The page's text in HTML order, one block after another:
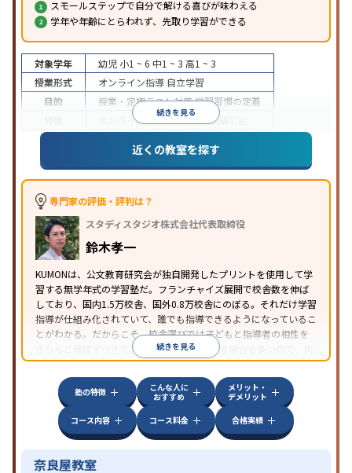
スモールステップで自分で解ける喜びが味わえる
学年や年齢にとらわれず、先取り学習ができる
続きを見る
対象学年 幼児 小1 ~ 6 中1 ~ 3 高1 ~ 3
授業形式
オンライン指導 自立学習
目的
授業・定期テスト対策学習習慣の定着
オンライン対応1科目から受講可能
近くの教室を探す
専門家の評価・評判は？
スタディスタジオ株式会社代表取締役
鈴木孝一
KUMONは、公文教育研究会が独自開発したプリントを使用して学
習する無学年式の学習塾だ。フランチャイズ展開で校舎数を伸ば
しており、国内1.5万校舎、国外0.8万校舎にのぼる。それだけ学習
指導が仕組み化されていて、誰でも指導できるようになっているこ
とがわかる。だからこそ、校舎選びでは子どもと指導者の相性を
きちんと確認すべきである。近所に2校舎ある場合も多いので、両
方見学してみることをオススメする。
続きを見る
塾の特徴
こんな人に
おすすめ
メリット・
デメリット
コース内容
コース料金 合格実績
奈良屋教室